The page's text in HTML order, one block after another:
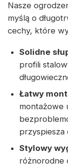
Nasze
myślą o
cechy, które
Solidne
profili
Łatwy
montażowe
przyspiesza
Stylowy
różnorodne